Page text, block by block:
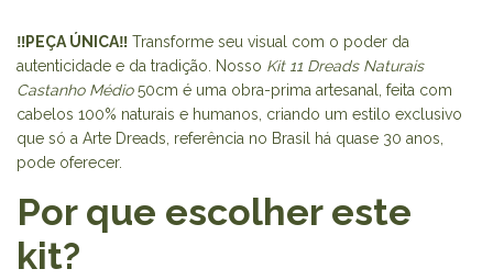
‼️PEÇA ÚNICA‼️ Transforme seu visual com o poder da
autenticidade e da tradição. Nosso Kit 11 Dreads Naturais
Castanho Médio50cm é uma obra-prima artesanal, feita com
cabelos 100% naturais e humanos, criando um estilo exclusivo
que só a Arte Dreads, referência no Brasil há quase 30 anos,
pode oferecer.
Por que escolher este
kit?